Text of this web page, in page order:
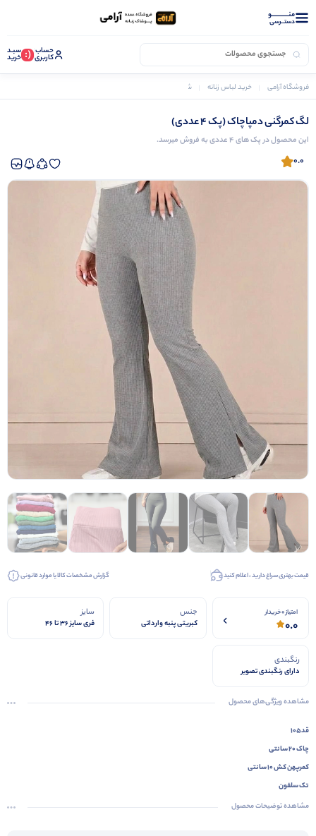
منــــــــــــو
دستــرسی
حساب
کاربری (: سبـد
خرید
فروشگاه آرامی خرید لباس زنانه شلوار زنانه
لگ کمرگنی دمپاچاک (پک 4 عددی)
این محصول در پک های 4 عددی به فروش میرسد.
0.0
قیمت بهتری سراغ دارید ، اعلام کنید گزارش مشخصات کالا یا موارد قانونی
امتیاز 0 خریدار
0.0
جنس
کبریتی پنبه وارداتی
سایز
فری سایز ۳۶ تا ۴۶
رنگبندی
دارای رنگبندی تصویر
مشاهده ویژگی‌های محصول
قد۱۰۵
چاک ۲۰ سانتی
کمرپهن کش ۱۰ سانتی
تک سلفون
مشاهده توضیحات محصول